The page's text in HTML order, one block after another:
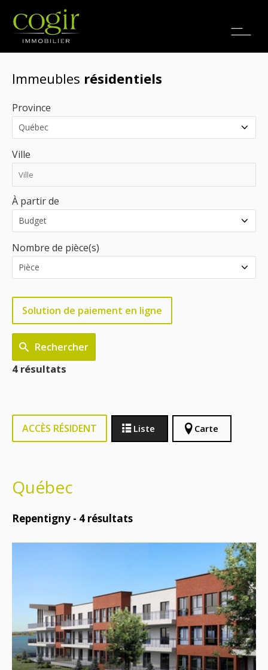
Emplois
Immeubles résidentiels
Province
Ville
À partir de
Nombre de pièce(s)
Solution de paiement en ligne
Rechercher
4 résultats
ACCÈS RÉSIDENT Liste Carte
Québec
Repentigny - 4 résultats